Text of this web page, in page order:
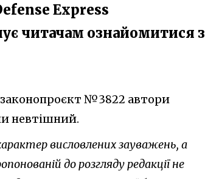
Express
читачам ознайомитися з
№3822 автори
невтішний.
висловлених зауважень, а
до розгляду редакції не